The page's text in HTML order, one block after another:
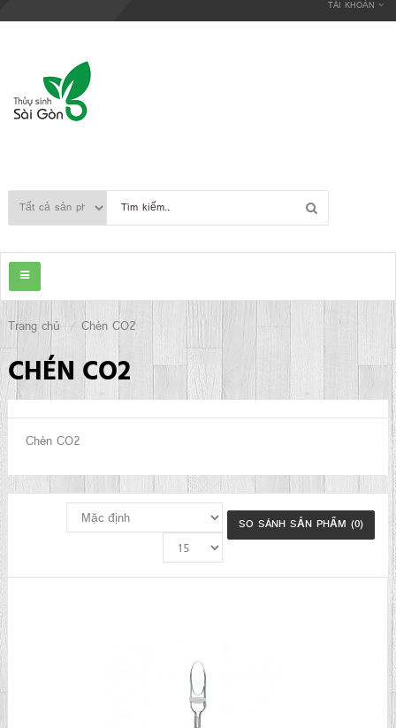
TÀI KHOẢN
Trang chủ Chén CO2
CHÉN CO2
Chén CO2
SO SÁNH SẢN PHẨM (0)